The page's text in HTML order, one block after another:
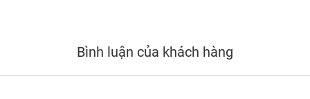
Bình luận của khách hàng